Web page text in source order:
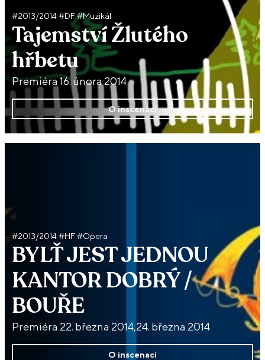
#2013/2014 #DF #Muzikál
Tajemství Žlutého
hřbetu
Premiéra 16. února 2014
O inscenaci
#2013/2014 #HF #Opera
BYLŤ JEST JEDNOU
KANTOR DOBRÝ /
BOUŘE
Premiéra 22. března 2014,24. března 2014
O inscenaci